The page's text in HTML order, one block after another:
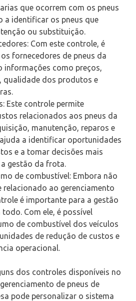
que ocorrem com os pneus
a identificar os pneus que
ou substituição.
Com este controle, é
fornecedores de pneus da
informações como preços,
, qualidade dos produtos e
Este controle permite
relacionados aos pneus da
manutenção, reparos e
a identificar oportunidades
e a tomar decisões mais
gestão da frota.
de combustível: Embora não
relacionado ao gerenciamento
é importante para a gestão
Com ele, é possível
de combustível dos veículos
de redução de custos e
operacional.
dos controles disponíveis no
de pneus de
pode personalizar o sistema